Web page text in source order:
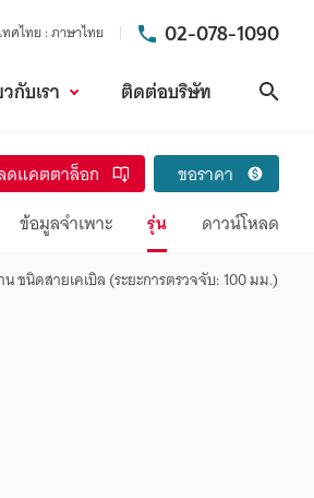
ทศไทย ภาษาไทย 02-078-1090
กับเรา ติดต่อบริษัท
ดแคตตาล็อก
ขอราคา
ข้อมูลจำเพาะ รุ่น ดาวน์โหลด
ชนิดสายเคเบิล (ระยะการตรวจจับ: 100 มม.)